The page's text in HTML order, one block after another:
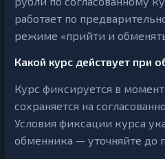
работает по
режиме «прийти и
Какой курс действует при
Курс фиксируется в
сохраняется на
Условия фиксации курса
обменника — уточняйте до